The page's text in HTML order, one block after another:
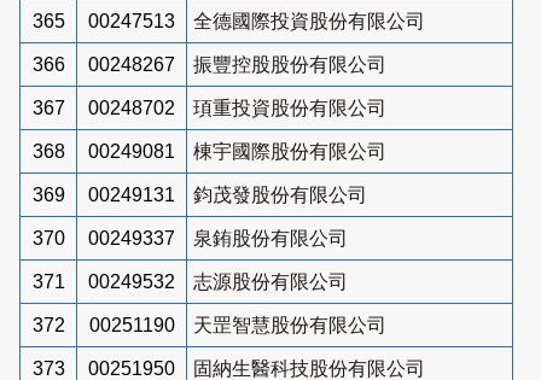
365 00247513 全德國際投資股份有限公司
366 00248267 振豐控股股份有限公司
367 00248702 頊重投資股份有限公司
368 00249081 棟宇國際股份有限公司
369 00249131 鈞茂發股份有限公司
370 00249337 泉銪股份有限公司
371 00249532 志源股份有限公司
372 00251190 天罡智慧股份有限公司
373 00251950 固納生醫科技股份有限公司